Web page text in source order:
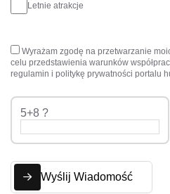
Letnie atrakcje
Wyrażam zgodę na przetwarzanie
celu przedstawienia warunków
regulamin i politykę prywatności portalu
5+8 ?
Wyślij Wiadomość